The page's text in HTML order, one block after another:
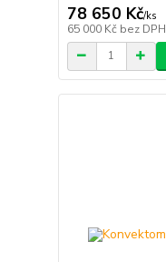
78 650 Kč/ks
65 000 Kč bez DPH